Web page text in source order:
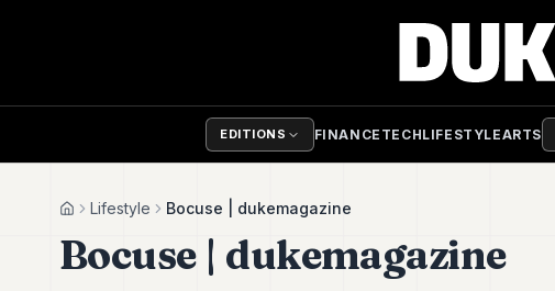
EDITIONS FINANCE TECHLIFESTYLEARTS
HomeLifestyle Bocuse | dukemagazine
Bocuse | dukemagazine